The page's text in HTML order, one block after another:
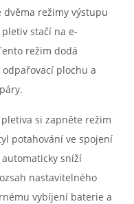
dvěma režimy výstupu
pletiv stačí na e-
režim dodá
plochu a
si zapněte režim
potahování ve spojení
automaticky sníží
nastavitelného
vybíjení baterie a